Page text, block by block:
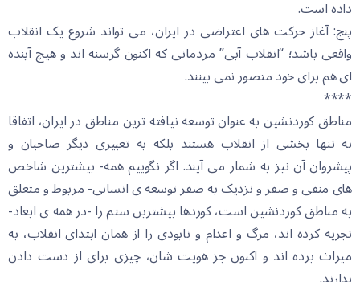
داده است.
پنج: آغاز حرکت های اعتراضی در ایران، می تواند شروع یک انقلاب
واقعی باشد؛ “انقلاب آبی” مردمانی که اکنون گرسنه اند و هیچ آینده
ای هم برای خود متصور نمی بینند.
****
مناطق کوردنشین به عنوان توسعه نیافته ترین مناطق در ایران، اتفاقا
نه تنها بخشی از انقلاب هستند بلکه به تعبیری دیگر صاحبان و
پیشروان آن نیز به شمار می آیند. اگر نگوییم همه- بیشترین شاخص
های منفی و صفر و نزدیک به صفر توسعه ی انسانی- مربوط و متعلق
به مناطق کوردنشین است، کوردها بیشترین ستم را -در همه ی ابعاد-
تجریه کرده اند، مرگ و اعدام و نابودی را از همان ابتدای انقلاب، به
میراث برده اند و اکنون جز هویت شان، چیزی برای از دست دادن